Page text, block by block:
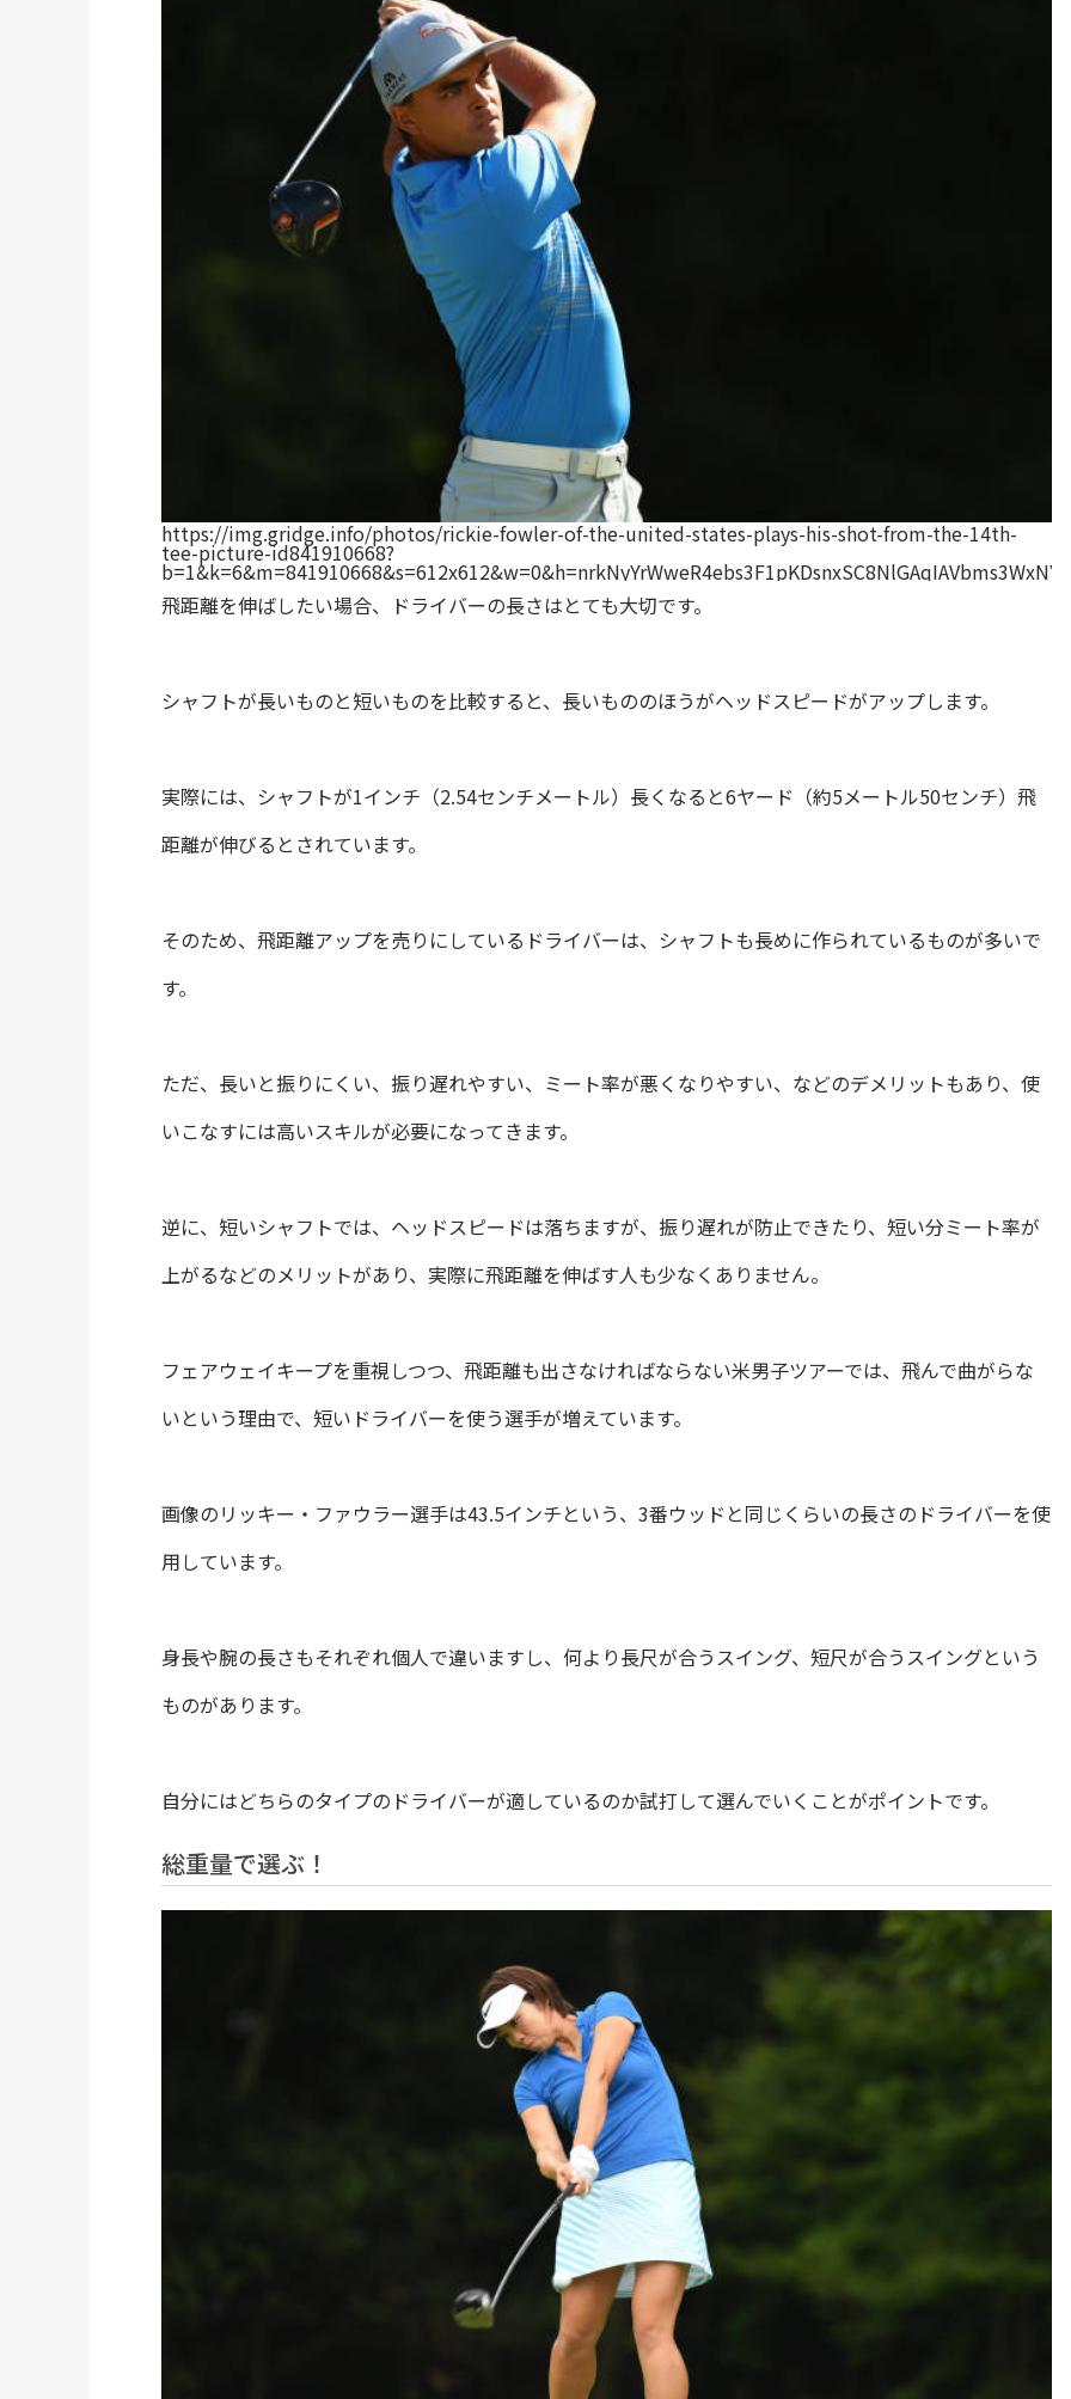
https://img.gridge.info/photos/rickie-fowler-of-the-united-states-plays-his-shot-from-the-14th-
tee-picture-id841910668?
b=1&k=6&m=841910668&s=612x612&w=0&h=nrkNyYrWweR4ebs3F1pKDsnxSC8NlGAqIAVbms3WxNY=
飛距離を伸ばしたい場合、ドライバーの長さはとても大切です。
シャフトが長いものと短いものを比較すると、長いもののほうがヘッドスピードがアップします。
実際には、シャフトが1インチ（2.54センチメートル）長くなると6ヤード（約5メートル50センチ）飛
距離が伸びるとされています。
そのため、飛距離アップを売りにしているドライバーは、シャフトも長めに作られているものが多いで
す。
ただ、長いと振りにくい、振り遅れやすい、ミート率が悪くなりやすい、などのデメリットもあり、使
いこなすには高いスキルが必要になってきます。
逆に、短いシャフトでは、ヘッドスピードは落ちますが、振り遅れが防止できたり、短い分ミート率が
上がるなどのメリットがあり、実際に飛距離を伸ばす人も少なくありません。
フェアウェイキープを重視しつつ、飛距離も出さなければならない米男子ツアーでは、飛んで曲がらな
いという理由で、短いドライバーを使う選手が増えています。
画像のリッキー・ファウラー選手は43.5インチという、3番ウッドと同じくらいの長さのドライバーを使
用しています。
身長や腕の長さもそれぞれ個人で違いますし、何より長尺が合うスイング、短尺が合うスイングという
ものがあります。
自分にはどちらのタイプのドライバーが適しているのか試打して選んでいくことがポイントです。
総重量で選ぶ！